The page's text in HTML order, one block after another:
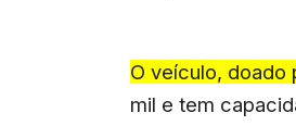
O veículo, doado
mil e tem